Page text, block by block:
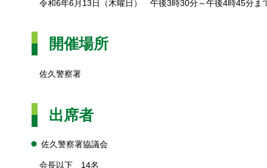
令和6年6月13日（木曜日） 午後3時30分～午後4時45分
開催場所
佐久警察署
出席者
佐久警察署協議会
会長以下 14名